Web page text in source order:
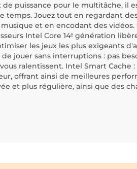
de puissance pour le multitâche, il
temps. Jouez tout en regardant
et en encodant des vidéos.
Intel Core 14ᵉ génération
les jeux les plus exigeants
jouer sans interruptions : pas
ralentissent. Intel Smart Cache
offrant ainsi de meilleures
et plus régulière, ainsi que des